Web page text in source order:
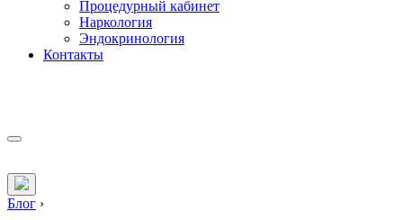
Процедурный кабинет
Наркология
Эндокринология
Контакты
Блог ›